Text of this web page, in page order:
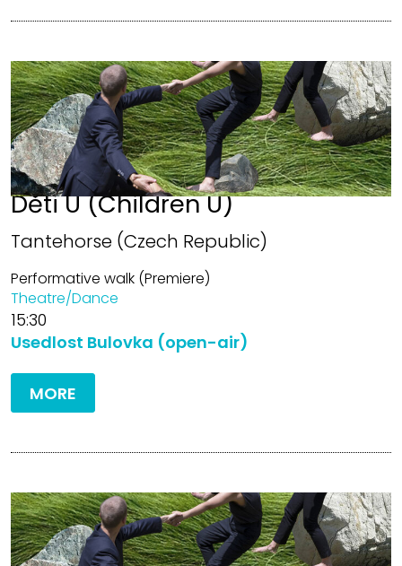
Děti U (Children U)
Tantehorse (Czech Republic)
Performative walk (Premiere)
Theatre/Dance
15:30
Usedlost Bulovka (open-air)
MORE